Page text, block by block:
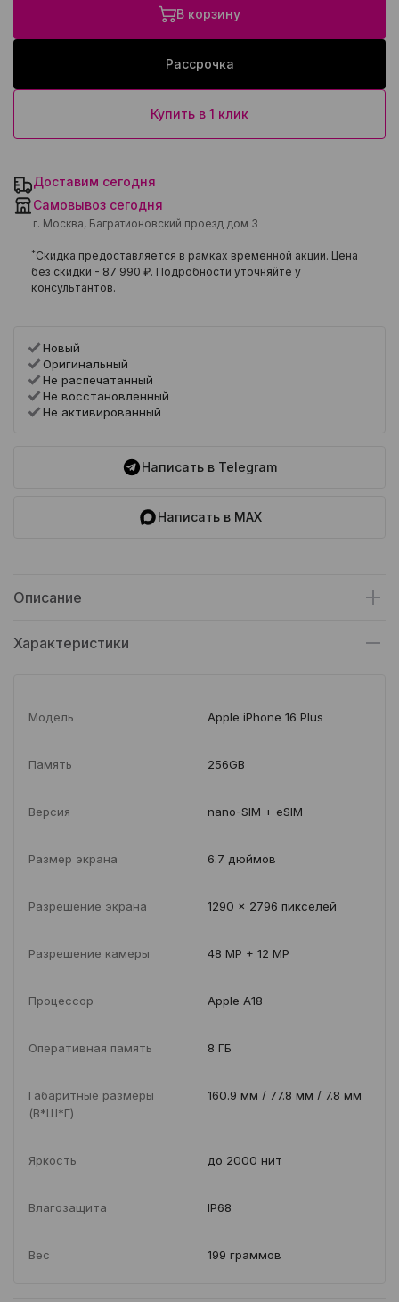
В корзину
Рассрочка
Купить в 1 клик
Доставим сегодня
Самовывоз сегодня
г. Москва, Багратионовский проезд дом 3
*Скидка предоставляется в рамках временной акции. Цена
без скидки - 87 990 ₽. Подробности уточняйте у
консультантов.
Новый
Оригинальный
Не распечатанный
Не восстановленный
Не активированный
Написать в Telegram
Написать в MAX
Описание
Характеристики
Модель Apple iPhone 16 Plus
Память 256GB
Версия nano-SIM + eSIM
Размер экрана 6.7 дюймов
Разрешение экрана 1290 x 2796 пикселей
Разрешение камеры 48 MP + 12 MP
Процессор Apple A18
Оперативная память 8 ГБ
Габаритные размеры
(В*Ш*Г)
160.9 мм / 77.8 мм / 7.8 мм
Яркость до 2000 нит
Влагозащита IP68
Вес 199 граммов